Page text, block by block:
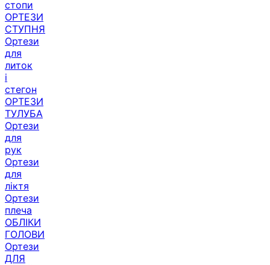
ОРТЕЗИ
СТУПНЯ
Ортези
для
литок
і
стегон
ОРТЕЗИ
ТУЛУБА
Ортези
для
рук
Ортези
для
ліктя
Ортези
плеча
ОБЛІКИ
ГОЛОВИ
Ортези
ДЛЯ
ДІТЕЙ